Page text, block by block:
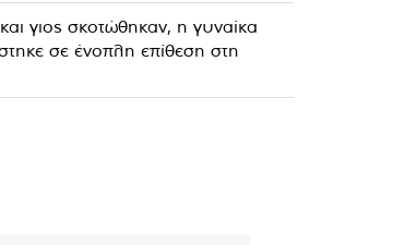
γιος σκοτώθηκαν, η γυναίκα
σε ένοπλη επίθεση στη